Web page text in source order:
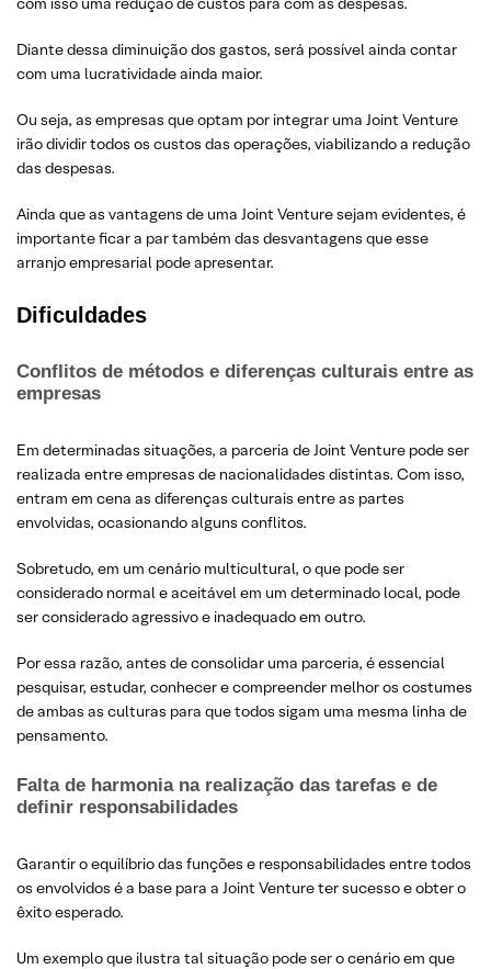
Diante dessa diminuição dos gastos, será possível ainda contar
com uma lucratividade ainda maior.
Ou seja, as empresas que optam por integrar uma Joint Venture
irão dividir todos os custos das operações, viabilizando a redução
das despesas.
Ainda que as vantagens de uma Joint Venture sejam evidentes, é
importante ficar a par também das desvantagens que esse
arranjo empresarial pode apresentar.
Dificuldades
Conflitos de métodos e diferenças culturais entre as
empresas
Em determinadas situações, a parceria de Joint Venture pode ser
realizada entre empresas de nacionalidades distintas. Com isso,
entram em cena as diferenças culturais entre as partes
envolvidas, ocasionando alguns conflitos.
Sobretudo, em um cenário multicultural, o que pode ser
considerado normal e aceitável em um determinado local, pode
ser considerado agressivo e inadequado em outro.
Por essa razão, antes de consolidar uma parceria, é essencial
pesquisar, estudar, conhecer e compreender melhor os costumes
de ambas as culturas para que todos sigam uma mesma linha de
pensamento.
Falta de harmonia na realização das tarefas e de
definir responsabilidades
Garantir o equilíbrio das funções e responsabilidades entre todos
os envolvidos é a base para a Joint Venture ter sucesso e obter o
êxito esperado.
Um exemplo que ilustra tal situação pode ser o cenário em que